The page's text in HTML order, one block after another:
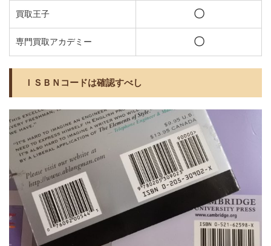
買取王子 〇
専門買取アカデミー 〇
ＩＳＢＮコードは確認すべし